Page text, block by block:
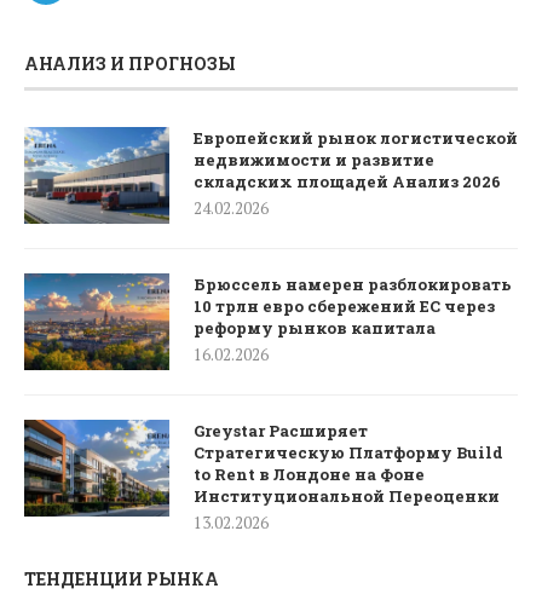
АНАЛИЗ И ПРОГНОЗЫ
Европейский рынок логистической
недвижимости и развитие
складских площадей Анализ 2026
24.02.2026
Брюссель намерен разблокировать
10 трлн евро сбережений ЕС через
реформу рынков капитала
16.02.2026
Greystar Расширяет
Стратегическую Платформу Build
to Rent в Лондоне на Фоне
Институциональной Переоценки
13.02.2026
ТЕНДЕНЦИИ РЫНКА